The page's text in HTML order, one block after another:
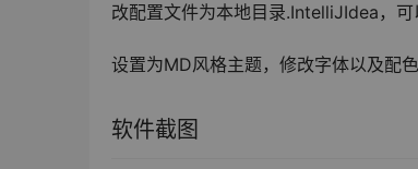
改配置文件为本地目录.IntelliJIdea，
设置为MD风格主题，修改字体以及配
软件截图